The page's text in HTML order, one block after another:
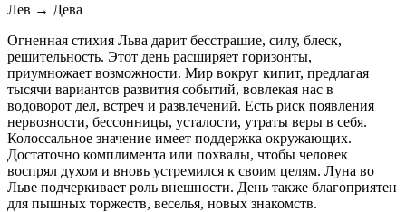
Лев → Дева
Огненная стихия Льва дарит бесстрашие, силу, блеск,
решительность. Этот день расширяет горизонты,
приумножает возможности. Мир вокруг кипит, предлагая
тысячи вариантов развития событий, вовлекая нас в
водоворот дел, встреч и развлечений. Есть риск появления
нервозности, бессонницы, усталости, утраты веры в себя.
Колоссальное значение имеет поддержка окружающих.
Достаточно комплимента или похвалы, чтобы человек
воспрял духом и вновь устремился к своим целям. Луна во
Льве подчеркивает роль внешности. День также благоприятен
для пышных торжеств, веселья, новых знакомств.